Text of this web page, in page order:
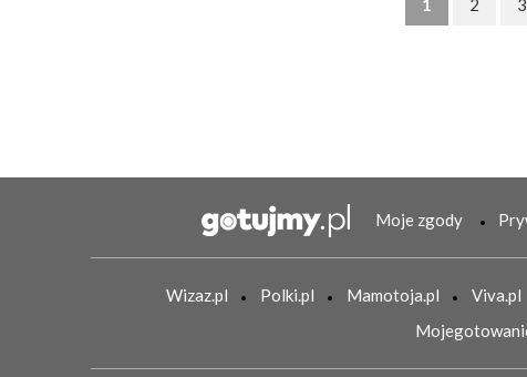
1 2 3
Moje zgody
Wizaz.pl Polki.pl Mamotoja.pl Viva.pl